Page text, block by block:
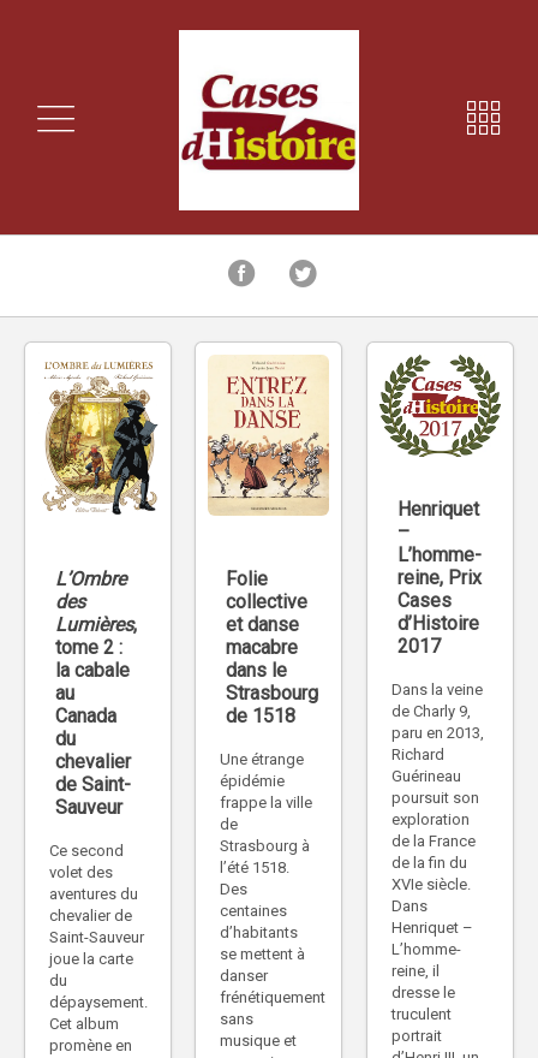
L’Ombre
des
Lumières,
tome 2 :
la cabale
au
Canada
du
chevalier
de Saint-
Sauveur
Ce second
volet des
aventures du
chevalier de
Saint-Sauveur
joue la carte
du
dépaysement.
Cet album
promène en
Folie
collective
et danse
macabre
dans le
Strasbourg
de 1518
Une étrange
épidémie
frappe la ville
de
Strasbourg à
l’été 1518.
Des
centaines
d’habitants
se mettent à
danser
frénétiquement
sans
musique et
Henriquet
–
L’homme-
reine, Prix
Cases
d’Histoire
2017
Dans la veine
de Charly 9,
paru en 2013,
Richard
Guérineau
poursuit son
exploration
de la France
de la fin du
XVIe siècle.
Dans
Henriquet –
L’homme-
reine, il
dresse le
truculent
portrait